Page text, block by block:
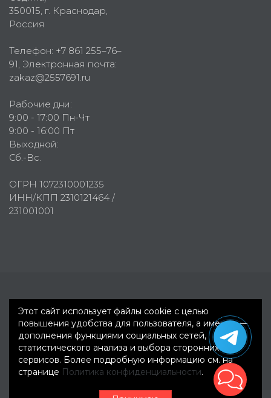
350015, г. Краснодар,
Россия
Телефон: +7 861 255–76–
91, Электронная почта:
zakaz@2557691.ru
Рабочие дни:
9:00 - 17:00 Пн-Чт
9:00 - 16:00 Пт
Выходной:
Сб.-Вс.
ОГРН 1072310001235
ИНН/КПП 2310121464 /
231001001
Этот сайт использует файлы cookie с целью
повышения удобства для пользователя, а именно —
дополнения функциями социальных сетей,
статистического анализа и выбора сторонних
сервисов. Более подробную информацию см. на
странице Политика конфиденциальности.